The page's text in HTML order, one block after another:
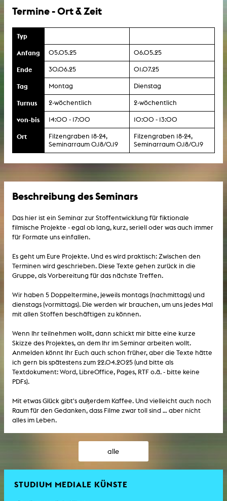
Termine - Ort & Zeit
Typ
Anfang 05.05.25 06.05.25
Ende 30.06.25 01.07.25
Tag Montag Dienstag
Turnus 2-wöchentlich 2-wöchentlich
von-bis 14:00 - 17:00 10:00 - 13:00
Ort
Filzengraben 18-24,
Seminarraum 0.18/0.19
Filzengraben 18-24,
Seminarraum 0.18/0.19
Beschreibung des Seminars
Das hier ist ein Seminar zur Stoffentwicklung für fiktionale
filmische Projekte - egal ob lang, kurz, seriell oder was auch immer
für Formate uns einfallen.
Es geht um Eure Projekte. Und es wird praktisch: Zwischen den
Terminen wird geschrieben. Diese Texte gehen zurück in die
Gruppe, als Vorbereitung für das nächste Treffen.
Wir haben 5 Doppeltermine, jeweils montags (nachmittags) und
dienstags (vormittags). Die werden wir brauchen, um uns jedes Mal
mit allen Stoffen beschäftigen zu können.
Wenn Ihr teilnehmen wollt, dann schickt mir bitte eine kurze
Skizze des Projektes, an dem Ihr im Seminar arbeiten wollt.
Anmelden könnt Ihr Euch auch schon früher, aber die Texte hätte
ich gern bis spätestens zum 22.04.2025 (und bitte als
Textdokument: Word, LibreOffice, Pages, RTF o.ä. - bitte keine
PDFs).
Mit etwas Glück gibt's außerdem Kaffee. Und vielleicht auch noch
Raum für den Gedanken, dass Filme zwar toll sind ... aber nicht
alles im Leben.
alle
STUDIUM MEDIALE KÜNSTE